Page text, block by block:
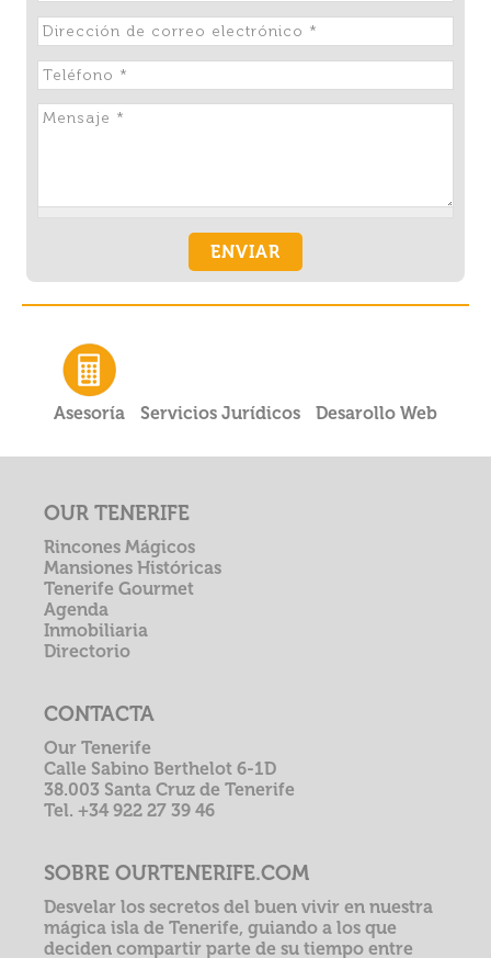
Asesoría Servicios Jurídicos Desarollo Web
OUR TENERIFE
Rincones Mágicos
Mansiones Históricas
Tenerife Gourmet
Agenda
Inmobiliaria
Directorio
CONTACTA
Our Tenerife
Calle Sabino Berthelot 6-1D
38.003 Santa Cruz de Tenerife
Tel. +34 922 27 39 46
SOBRE OURTENERIFE.COM
Desvelar los secretos del buen vivir en nuestra
mágica isla de Tenerife, guiando a los que
deciden compartir parte de su tiempo entre